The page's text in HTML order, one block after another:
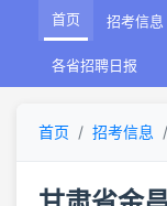
首页 招考信息
各省招聘日报
首页 招考信息